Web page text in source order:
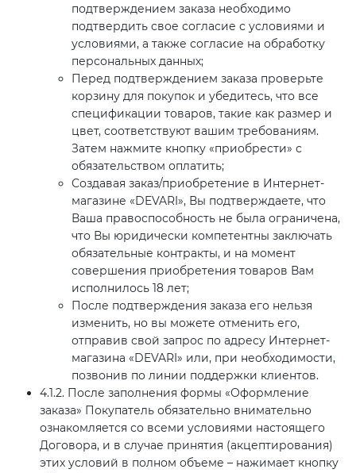
подтверждением заказа необходимо
подтвердить свое согласие с условиями и
условиями, а также согласие на обработку
персональных данных;
Перед подтверждением заказа проверьте
корзину для покупок и убедитесь, что все
спецификации товаров, такие как размер и
цвет, соответствуют вашим требованиям.
Затем нажмите кнопку «приобрести» с
обязательством оплатить;
Создавая заказ/приобретение в Интернет-
магазине «DEVARI», Вы подтверждаете, что
Ваша правоспособность не была ограничена,
что Вы юридически компетентны заключать
обязательные контракты, и на момент
совершения приобретения товаров Вам
исполнилось 18 лет;
После подтверждения заказа его нельзя
изменить, но вы можете отменить его,
отправив свой запрос по адресу Интернет-
магазина «DEVARI» или, при необходимости,
позвонив по линии поддержки клиентов.
4.1.2. После заполнения формы «Оформление
заказа» Покупатель обязательно внимательно
ознакомляется со всеми условиями настоящего
Договора, и в случае принятия (акцептирования)
этих условий в полном объеме – нажимает кнопку